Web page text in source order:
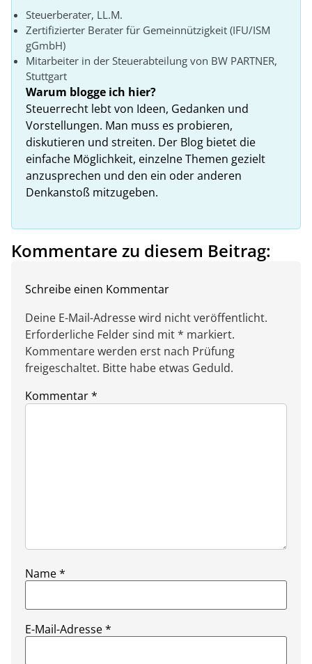
Steuerberater, LL.M.
Zertifizierter Berater für Gemeinnützigkeit (IFU/ISM
gGmbH)
Mitarbeiter in der Steuerabteilung von BW PARTNER,
Stuttgart
Warum blogge ich hier?
Steuerrecht lebt von Ideen, Gedanken und
Vorstellungen. Man muss es probieren,
diskutieren und streiten. Der Blog bietet die
einfache Möglichkeit, einzelne Themen gezielt
anzusprechen und den ein oder anderen
Denkanstoß mitzugeben.
Kommentare zu diesem Beitrag:
Schreibe einen Kommentar
Deine E-Mail-Adresse wird nicht veröffentlicht.
Erforderliche Felder sind mit * markiert.
Kommentare werden erst nach Prüfung
freigeschaltet. Bitte habe etwas Geduld.
Kommentar*
Name*
E-Mail-Adresse*